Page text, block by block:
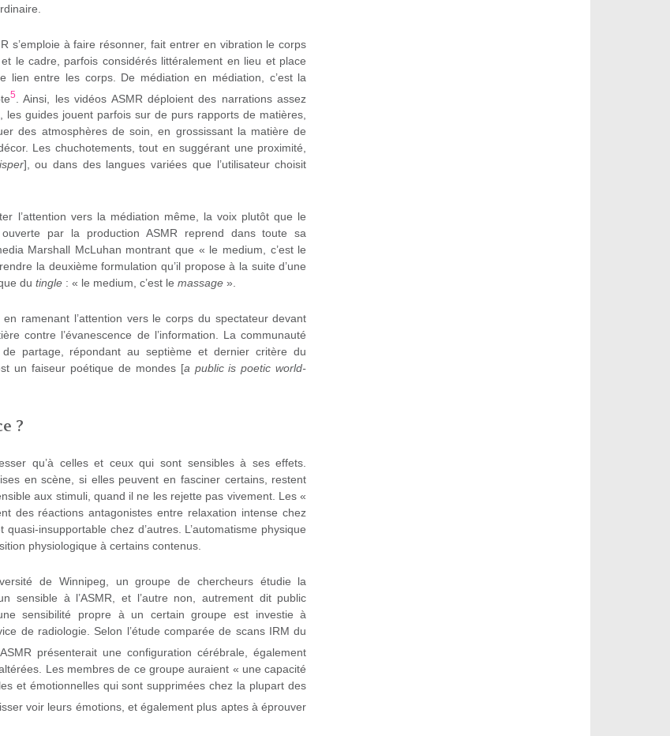
s’emploie à faire résonner, fait entrer en vibration le corps
le cadre, parfois considérés littéralement en lieu et place
lien entre les corps. De médiation en médiation, c’est la
5
. Ainsi, les vidéos ASMR déploient des narrations assez
guides jouent parfois sur de purs rapports de matières,
des atmosphères de soin, en grossissant la matière de
Les chuchotements, tout en suggérant une proximité,
], ou dans des langues variées que l’utilisateur choisit
l’attention vers la médiation même, la voix plutôt que le
par la production ASMR reprend dans toute sa
Marshall McLuhan montrant que « le medium, c’est le
la deuxième formulation qu’il propose à la suite d’une
du tingle: « le medium, c’est le massage».
en ramenant l’attention vers le corps du spectateur devant
contre l’évanescence de l’information. La communauté
partage, répondant au septième et dernier critère du
un faiseur poétique de mondes [a public is poetic world-
?
qu’à celles et ceux qui sont sensibles à ses effets.
en scène, si elles peuvent en fasciner certains, restent
aux stimuli, quand il ne les rejette pas vivement. Les «
des réactions antagonistes entre relaxation intense chez
insupportable chez d’autres. L’automatisme physique
physiologique à certains contenus.
de Winnipeg, un groupe de chercheurs étudie la
sensible à l’ASMR, et l’autre non, autrement dit public
sensibilité propre à un certain groupe est investie à
de radiologie. Selon l’étude comparée de scans IRM du
présenterait une configuration cérébrale, également
Les membres de ce groupe auraient « une capacité
et émotionnelles qui sont supprimées chez la plupart des
voir leurs émotions, et également plus aptes à éprouver